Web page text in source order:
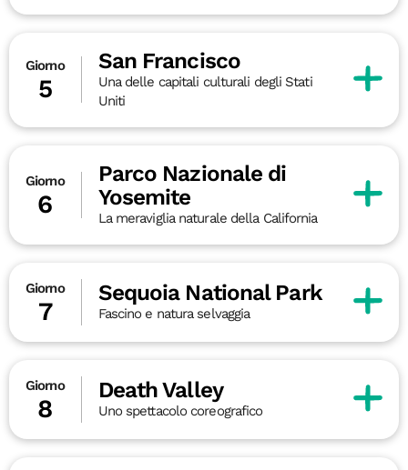
Giorno
5
San Francisco
Una delle capitali culturali degli Stati
Uniti
Giorno
6
Parco Nazionale di
Yosemite
La meraviglia naturale della California
Giorno
7
Sequoia National Park
Fascino e natura selvaggia
Giorno
8
Death Valley
Uno spettacolo coreografico